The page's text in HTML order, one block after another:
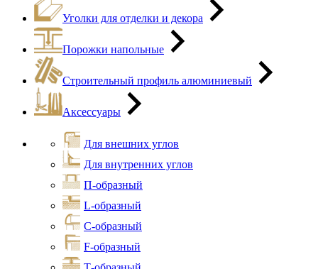
Уголки для отделки и декора
Порожки напольные
Строительный профиль алюминиевый
Аксессуары
Для внешних углов
Для внутренних углов
П-образный
L-образный
С-образный
F-образный